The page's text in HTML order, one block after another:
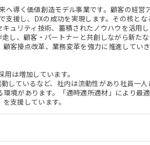
へ導く価値創造モデル事業です。顧客の経
支援し、DXの成功を実現します。その核と
ュリティ技術、蓄積されたノウハウを活用
し、顧客・パートナーと共創しながら新た
客接点改革、業務変革を強力に推進していき
は増加しています。
しているなど、社内は流動性があり社員一
境があります。「適時適所適材」により最
支援しています。